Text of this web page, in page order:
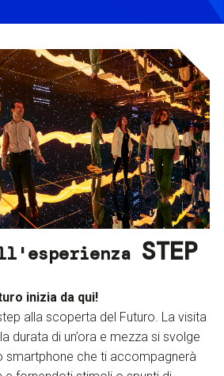
STEP
inizia da qui!
alla scoperta del Futuro. La visita
durata di un’ora e mezza si svolge
smartphone che ti accompagnerà